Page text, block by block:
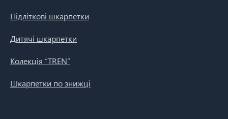
Підліткові шкарпетки
Дитячі шкарпетки
Колекція “TREN”
Шкарпетки по знижці